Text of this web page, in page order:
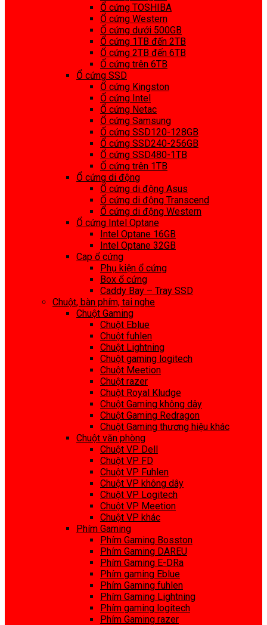
Ổ cứng TOSHIBA
Ổ cứng Western
Ổ cứng dưới 500GB
Ổ cứng 1TB đến 2TB
Ổ cứng 2TB đến 6TB
Ổ cứng trên 6TB
Ổ cứng SSD
Ổ cứng Kingston
Ổ cứng Intel
Ổ cứng Netac
Ổ cứng Samsung
Ổ cứng SSD120-128GB
Ổ cứng SSD240-256GB
Ổ cứng SSD480-1TB
Ổ cứng trên 1TB
Ổ cứng di động
Ổ cứng di động Asus
Ổ cứng di động Transcend
Ổ cứng di động Western
Ổ cứng Intel Optane
Intel Optane 16GB
Intel Optane 32GB
Cap ổ cứng
Phụ kiện ổ cứng
Box ổ cứng
Caddy Bay – Tray SSD
Chuột, bàn phím, tai nghe
Chuột Gaming
Chuột Eblue
Chuột fuhlen
Chuột Lightning
Chuột gaming logitech
Chuột Meetion
Chuột razer
Chuột Royal Kludge
Chuột Gaming không dây
Chuột Gaming Redragon
Chuột Gaming thương hiệu khác
Chuột văn phòng
Chuột VP Dell
Chuột VP FD
Chuột VP Fuhlen
Chuột VP không dây
Chuột VP Logitech
Chuột VP Meetion
Chuột VP khác
Phím Gaming
Phím Gaming Bosston
Phím Gaming DAREU
Phím Gaming E-DRa
Phím gaming Eblue
Phím Gaming fuhlen
Phím Gaming Lightning
Phím gaming logitech
Phím Gaming razer